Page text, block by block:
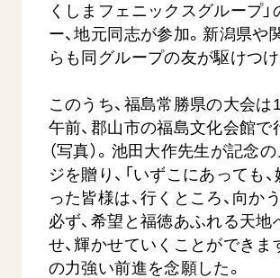
SOKA PICKS
くしまフェニックスグループ」
ー、地元同志が参加。新潟県や
らも同グループの友が駆けつけ
このうち、福島常勝県の大会は
午前、郡山市の福島文化会館で
（写真）。池田大作先生が記念
ジを贈り、「いずこにあっても
った皆様は、行くところ、向かう
必ず、希望と福徳あふれる天地
せ、輝かせていくことができま
の力強い前進を念願した。